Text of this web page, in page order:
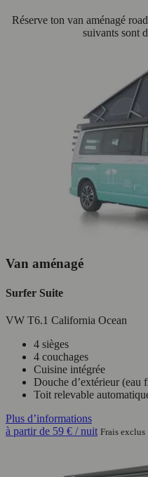
Réserve ton van aménagé
suivants sont
Van aménagé
Surfer Suite
VW T6.1 California Ocean
4 sièges
4 couchages
Cuisine intégrée
Douche d’extérieur (eau
Toit relevable
Plus d’informations
à partir de 59 € / nuit Frais exclus